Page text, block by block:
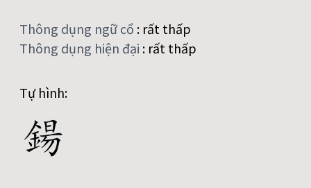
Thông dụng ngữ cổ : rất thấp
Thông dụng hiện đại : rất thấp
Tự hình: